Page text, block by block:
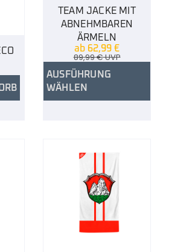
TEAM JACKE MIT
ABNEHMBAREN
ÄRMELN
ab 62,99 €
89,99€UVP
AUSFÜHRUNG
WÄHLEN